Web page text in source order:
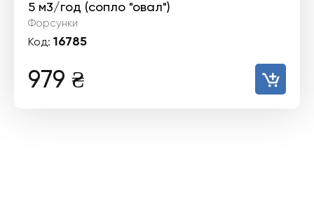
5 м3/год (сопло "овал")
Форсунки
Код: 16785
979 ₴